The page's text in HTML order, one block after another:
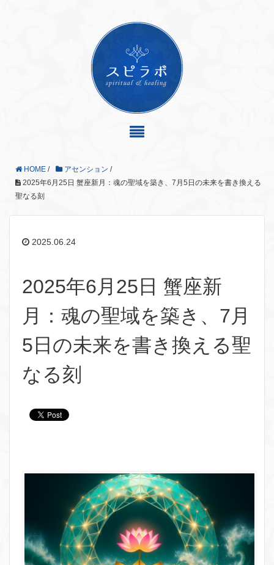
HOME / アセンション /
2025年6月25日 蟹座新月：魂の聖域を築き、7月5日の未来を書き換える
聖なる刻
2025.06.24
2025年6月25日 蟹座新
月：魂の聖域を築き、7月
5日の未来を書き換える聖
なる刻